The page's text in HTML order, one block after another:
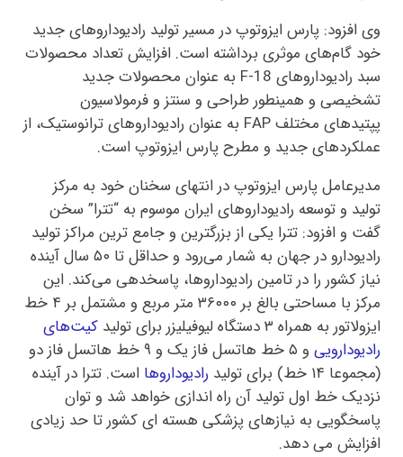
وی افزود: پارس ایزوتوپ در مسیر تولید رادیوداروهای جدید
خود گام‌های موثری برداشته است. افزایش تعداد محصولات
سبد رادیوداروهای F-18 به عنوان محصولات جدید
تشخیصی و همینطور طراحی و سنتز و فرمولاسیون
پپتیدهای مختلف FAP به عنوان رادیوداروهای ترانوستیک، از
عملکردهای جدید و مطرح پارس ایزوتوپ است.
مدیرعامل پارس ایزوتوپ در انتهای سخنان خود به مرکز
تولید و توسعه رادیوداروهای ایران موسوم به “تترا” سخن
گفت و افزود: تترا یکی از بزرگترین و جامع ترین مراکز تولید
رادیودارو در جهان به شمار می‌رود و حداقل تا ۵۰ سال آینده
نیاز کشور را در تامین رادیوداروها، پاسخدهی می‌کند. این
مرکز با مساحتی بالغ بر ۳۶۰۰۰ متر مربع و مشتمل بر ۴ خط
ایزولاتور به همراه ۳ دستگاه لیوفیلیزر برای تولید
کیت‌های
رادیودارویی
و ۵ خط هاتسل فاز یک و ۹ خط هاتسل فاز دو
(مجموعا ۱۴ خط) برای تولید
رادیوداروها است. تترا در آینده
نزدیک خط اول تولید آن راه اندازی خواهد شد و توان
پاسخگویی به نیازهای پزشکی هسته ای کشور تا حد زیادی
افزایش می دهد.